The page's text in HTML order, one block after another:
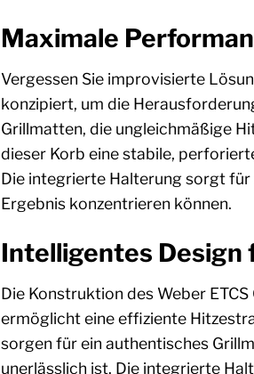
Maximale
Vergessen Sie improvisierte
konzipiert, um die
Grillmatten, die ungleichmäßige
dieser Korb eine stabile,
Die integrierte Halterung sorgt für
Ergebnis konzentrieren können.
Intelligentes Design
Die Konstruktion des Weber
ermöglicht eine effiziente
sorgen für ein authentisches
unerlässlich ist. Die integrierte